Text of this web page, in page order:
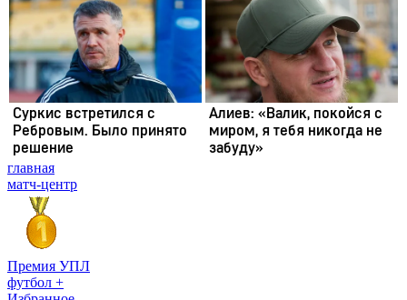
главная
матч-центр
Премия УПЛ
футбол +